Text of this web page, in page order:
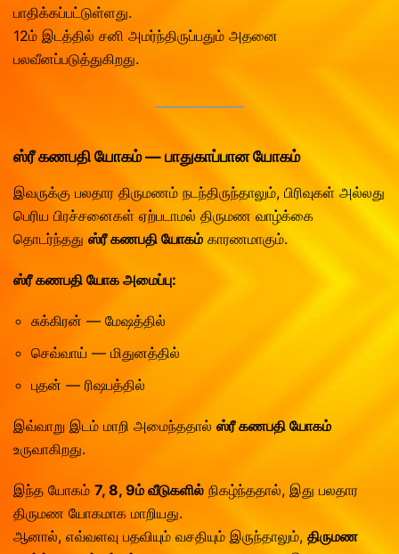
பாதிக்கப்பட்டுள்ளது.
12ம் இடத்தில் சனி அமர்ந்திருப்பதும் அதனை
பலவீனப்படுத்துகிறது.
ஸ்ரீ கணபதி யோகம் — பாதுகாப்பான யோகம்
இவருக்கு பலதார திருமணம் நடந்திருந்தாலும், பிரிவுகள் அல்லது
பெரிய பிரச்சனைகள் ஏற்படாமல் திருமண வாழ்க்கை
தொடர்ந்தது ஸ்ரீ கணபதி யோகம் காரணமாகும்.
ஸ்ரீ கணபதி யோக அமைப்பு:
சுக்கிரன் — மேஷத்தில்
செவ்வாய் — மிதுனத்தில்
புதன் — ரிஷபத்தில்
இவ்வாறு இடம் மாறி அமைந்ததால் ஸ்ரீ கணபதி யோகம்
உருவாகிறது.
இந்த யோகம் 7, 8, 9ம் வீடுகளில் நிகழ்ந்ததால், இது பலதார
திருமண யோகமாக மாறியது.
ஆனால், எவ்வளவு பதவியும் வசதியும் இருந்தாலும், திருமண